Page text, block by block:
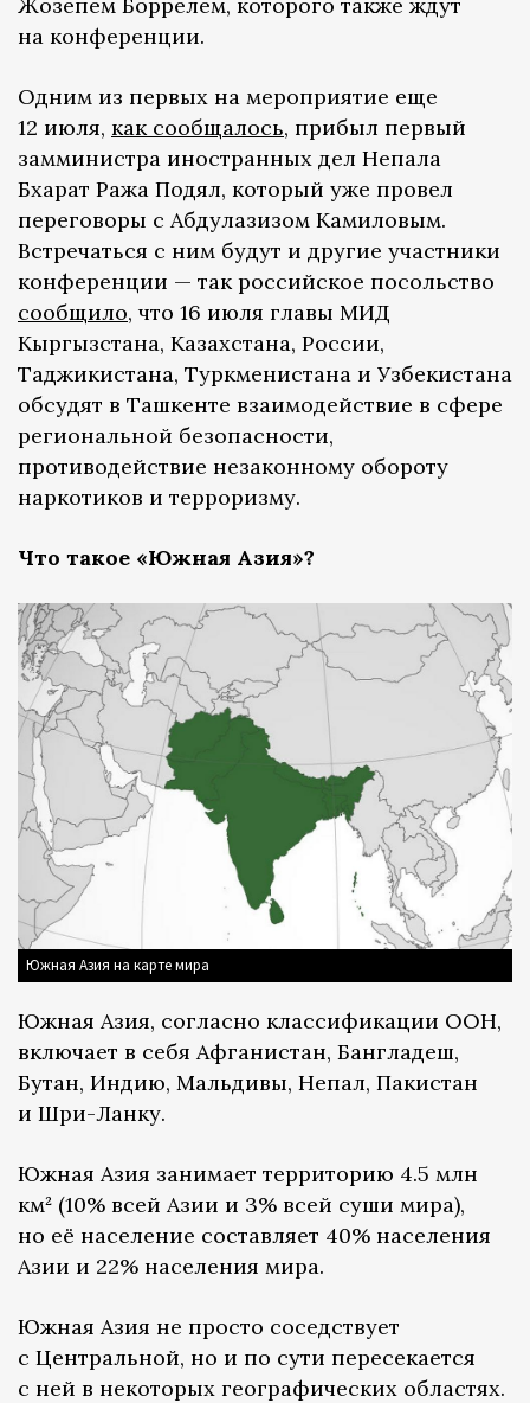
на конференции.
Одним из первых на мероприятие еще
12 июля, как сообщалось, прибыл первый
замминистра иностранных дел Непала
Бхарат Ража Подял, который уже провел
переговоры с Абдулазизом Камиловым.
Встречаться с ним будут и другие участники
конференции — так российское посольство
сообщило, что 16 июля главы МИД
Кыргызстана, Казахстана, России,
Таджикистана, Туркменистана и Узбекистана
обсудят в Ташкенте взаимодействие в сфере
региональной безопасности,
противодействие незаконному обороту
наркотиков и терроризму.
Что такое «Южная Азия»?
Южная Азия на карте мира
Южная Азия, согласно классификации ООН,
включает в себя Афганистан, Бангладеш,
Бутан, Индию, Мальдивы, Непал, Пакистан
и Шри-Ланку.
Южная Азия занимает территорию 4.5 млн
км² (10% всей Азии и 3% всей суши мира),
но её население составляет 40% населения
Азии и 22% населения мира.
Южная Азия не просто соседствует
с Центральной, но и по сути пересекается
с ней в некоторых географических областях.